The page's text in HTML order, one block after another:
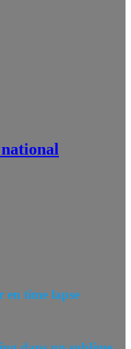
en time lapse